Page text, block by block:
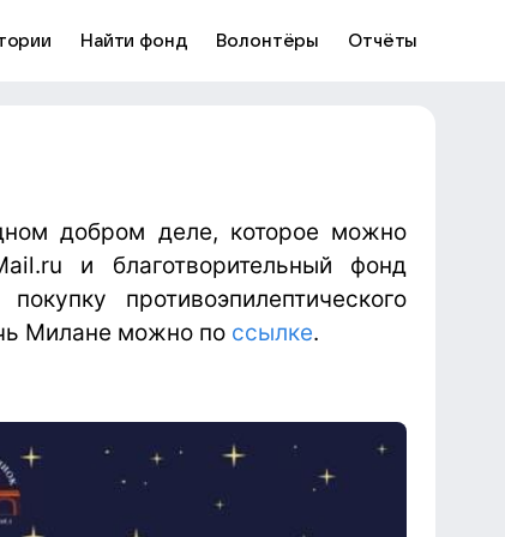
Найти фонд Волонтёры Отчёты
добром деле, которое можно
и благотворительный фонд
противоэпилептического
Милане можно по ссылке.